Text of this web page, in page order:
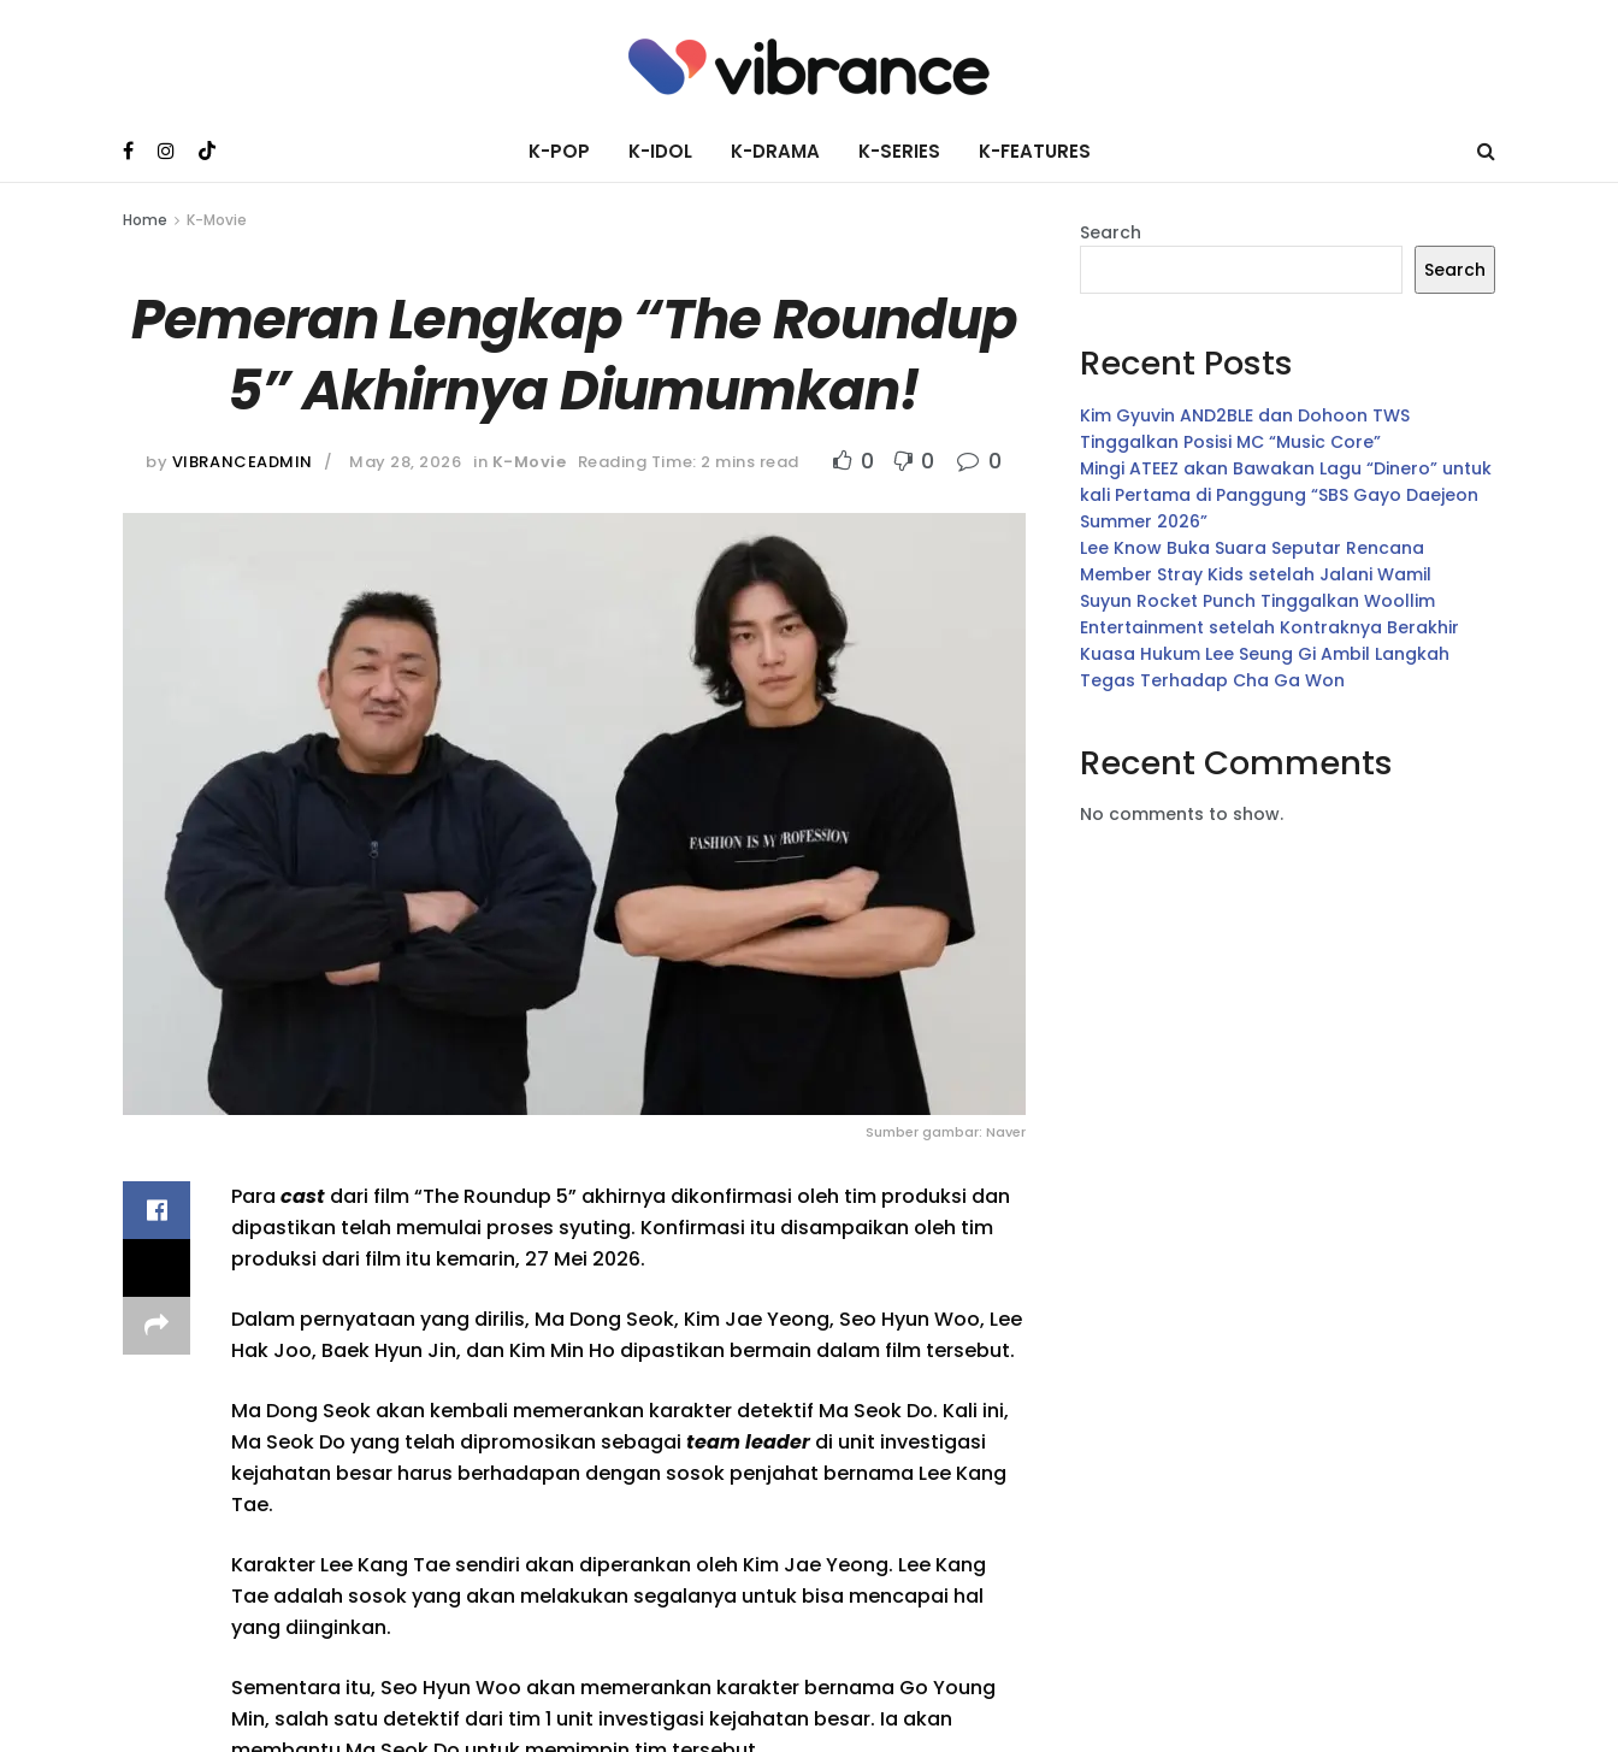
K-POP K-IDOL K-DRAMA K-SERIES K-FEATURES
Home K-Movie
Pemeran Lengkap “The Roundup
5” Akhirnya Diumumkan!
by VIBRANCEADMIN May 28, 2026 in K-Movie Reading Time: 2 mins read 0 0 0
Sumber gambar: Naver
Para cast dari film “The Roundup 5” akhirnya dikonfirmasi oleh tim produksi dan
dipastikan telah memulai proses syuting. Konfirmasi itu disampaikan oleh tim
produksi dari film itu kemarin, 27 Mei 2026.
Dalam pernyataan yang dirilis, Ma Dong Seok, Kim Jae Yeong, Seo Hyun Woo, Lee
Hak Joo, Baek Hyun Jin, dan Kim Min Ho dipastikan bermain dalam film tersebut.
Ma Dong Seok akan kembali memerankan karakter detektif Ma Seok Do. Kali ini,
Ma Seok Do yang telah dipromosikan sebagai team leaderdi unit investigasi
kejahatan besar harus berhadapan dengan sosok penjahat bernama Lee Kang
Tae.
Karakter Lee Kang Tae sendiri akan diperankan oleh Kim Jae Yeong. Lee Kang
Tae adalah sosok yang akan melakukan segalanya untuk bisa mencapai hal
yang diinginkan.
Sementara itu, Seo Hyun Woo akan memerankan karakter bernama Go Young
Min, salah satu detektif dari tim 1 unit investigasi kejahatan besar. Ia akan
Search
Search
Recent Posts
Kim Gyuvin AND2BLE dan Dohoon TWS
Tinggalkan Posisi MC “Music Core”
Mingi ATEEZ akan Bawakan Lagu “Dinero” untuk
kali Pertama di Panggung “SBS Gayo Daejeon
Summer 2026”
Lee Know Buka Suara Seputar Rencana
Member Stray Kids setelah Jalani Wamil
Suyun Rocket Punch Tinggalkan Woollim
Entertainment setelah Kontraknya Berakhir
Kuasa Hukum Lee Seung Gi Ambil Langkah
Tegas Terhadap Cha Ga Won
Recent Comments
No comments to show.